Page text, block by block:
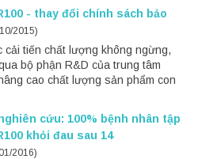
- thay đổi chính sách bảo
2015)
cải tiến chất lượng không ngừng,
bộ phận R&D của trung tâm
cao chất lượng sản phẩm con
cứu: 100% bệnh nhân tập
khỏi đau sau 14
2016)